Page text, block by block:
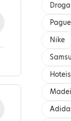
Nike